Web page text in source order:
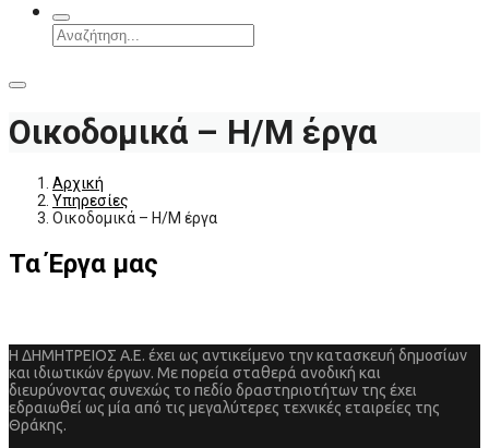
Οικοδομικά – Η/Μ έργα
Αρχική
Υπηρεσίες
Οικοδομικά – Η/Μ έργα
Τα Έργα μας
Η ΔΗΜΗΤΡΕΙΟΣ Α.Ε. έχει ως αντικείμενο την κατασκευή δημοσίων
και ιδιωτικών έργων. Με πορεία σταθερά ανοδική και
διευρύνοντας συνεχώς το πεδίο δραστηριοτήτων της έχει
εδραιωθεί ως μία από τις μεγαλύτερες τεχνικές εταιρείες της
Θράκης.